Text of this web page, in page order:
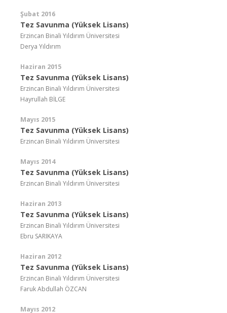
Şubat 2016
Tez Savunma (Yüksek Lisans)
Erzincan Binali Yıldırım Üniversitesi
Derya Yıldırım
Haziran 2015
Tez Savunma (Yüksek Lisans)
Erzincan Binali Yıldırım Üniversitesi
Hayrullah BİLGE
Mayıs 2015
Tez Savunma (Yüksek Lisans)
Erzincan Binali Yıldırım Üniversitesi
Mayıs 2014
Tez Savunma (Yüksek Lisans)
Erzincan Binali Yıldırım Üniversitesi
Haziran 2013
Tez Savunma (Yüksek Lisans)
Erzincan Binali Yıldırım Üniversitesi
Ebru SARIKAYA
Haziran 2012
Tez Savunma (Yüksek Lisans)
Erzincan Binali Yıldırım Üniversitesi
Faruk Abdullah ÖZCAN
Mayıs 2012